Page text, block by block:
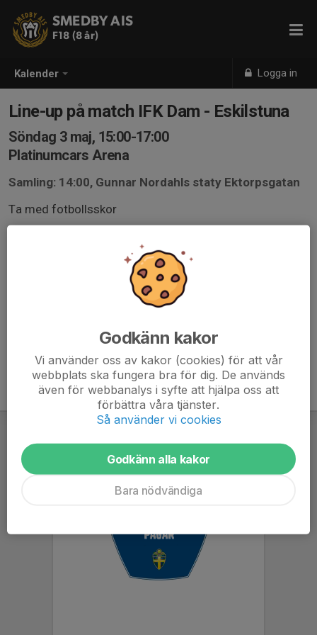
Kalender Logga in
SMEDBY AIS
F18 (8 år)
Line-up på match IFK Dam - Eskilstuna
Söndag 3 maj, 15:00-17:00
Platinumcars Arena
Samling: 14:00, Gunnar Nordahls staty Ektorpsgatan
Ta med fotbollsskor
Vi kollar intresset för villka som skulle vilja gå in med
spelarna på planen på IFK Dam-Eskilstuna United nu på
Godkänn kakor
Vi använder oss av kakor (cookies) för att vår
webbplats ska fungera bra för dig. De används
även för webbanalys i syfte att hjälpa oss att
förbättra våra tjänster.
Så använder vi cookies
Godkänn alla kakor
Bara nödvändiga